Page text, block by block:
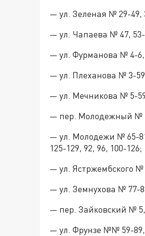
— ул. Зеленая № 29-49,
— ул. Чапаева № 47, 53-
— ул. Фурманова № 4-6,
— ул. Плеханова № 3-
— ул. Мечникова № 5-
— пер. Молодежный №
— ул. Молодежи № 65-81,
125-129, 92, 96, 100-126;
— ул. Ястржембского №
— ул. Земнухова № 77-
— пер. Зайковский № 5,
— ул. Фрунзе №№ 59-89,